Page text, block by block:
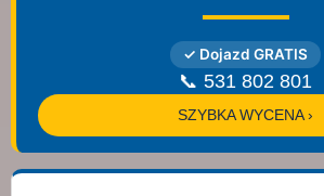
✓ Dojazd GRATIS
📞 531 802 801
SZYBKA WYCENA ›